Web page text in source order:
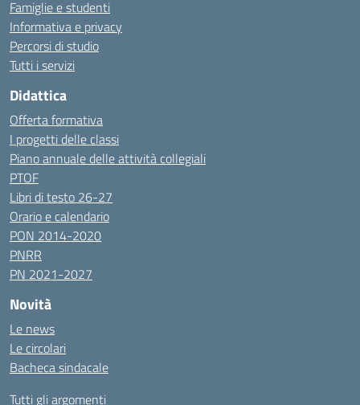
Famiglie e studenti
Informativa e privacy
Percorsi di studio
Tutti i servizi
Didattica
Offerta formativa
I progetti delle classi
Piano annuale delle attività collegiali
PTOF
Libri di testo 26-27
Orario e calendario
PON 2014-2020
PNRR
PN 2021-2027
Novità
Le news
Le circolari
Bacheca sindacale
Tutti gli argomenti